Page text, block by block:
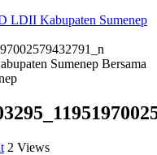
LDII Kabupaten Sumenep
Sumenep Bersama
2 Views